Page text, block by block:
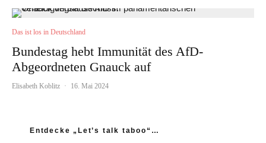
Das ist los in Deutschland
Bundestag hebt Immunität des AfD-
Abgeordneten Gnauck auf
Elisabeth Koblitz · 16. Mai 2024
Entdecke „Let’s talk taboo“…